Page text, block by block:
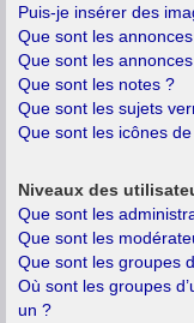
Puis-je insérer des
Que sont les
Que sont les
Que sont les notes ?
Que sont les sujets
Que sont les icônes
Niveaux des
Que sont les
Que sont les
Que sont les groupes
Où sont les groupes
un ?